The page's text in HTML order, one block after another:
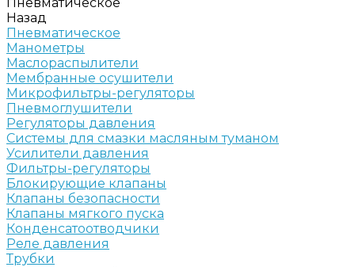
Назад
Пневматическое
Манометры
Маслораспылители
Мембранные осушители
Микрофильтры-регуляторы
Пневмоглушители
Регуляторы давления
Системы для смазки масляным туманом
Усилители давления
Фильтры-регуляторы
Блокирующие клапаны
Клапаны безопасности
Клапаны мягкого пуска
Конденсатоотводчики
Реле давления
Трубки